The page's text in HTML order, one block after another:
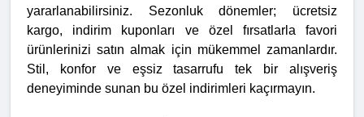
yararlanabilirsiniz. Sezonluk dönemler; ücretsiz
kargo, indirim kuponları ve özel fırsatlarla favori
ürünlerinizi satın almak için mükemmel zamanlardır.
Stil, konfor ve eşsiz tasarrufu tek bir alışveriş
deneyiminde sunan bu özel indirimleri kaçırmayın.